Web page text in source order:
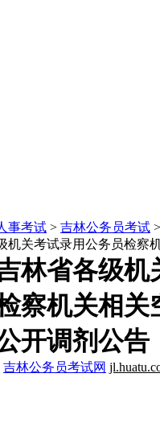
事考试 > 吉林公务员考试 >
机关考试录用公务员检察
林省各级机
察机关相关
开调剂公告
吉林公务员考试网